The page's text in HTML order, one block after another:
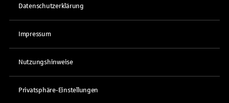
Datenschutzerklärung
Impressum
Nutzungshinweise
Privatsphäre-Einstellungen